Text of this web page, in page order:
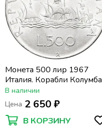
Монета 500 лир 1967
Италия. Корабли Колумба
В наличии
Цена 2 650 ₽
В КОРЗИНУ